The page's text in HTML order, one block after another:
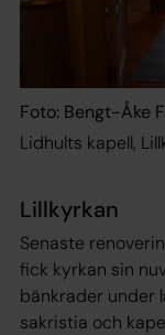
Foto: Bengt-Åke
Lidhults kapell,
Lillkyrkan
Senaste
fick kyrkan sin
bänkrader under
sakristia och